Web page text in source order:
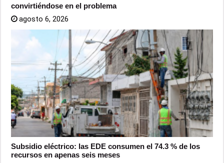
convirtiéndose en el problema
agosto 6, 2026
Subsidio eléctrico: las EDE consumen el 74.3 % de los
recursos en apenas seis meses